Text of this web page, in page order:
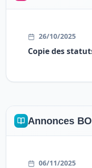
26/10/2025
Copie des
Annonces
06/11/2025